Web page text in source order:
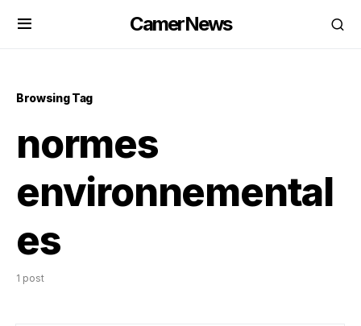
CamerNews
Browsing Tag
normes
environnemental
es
1 post